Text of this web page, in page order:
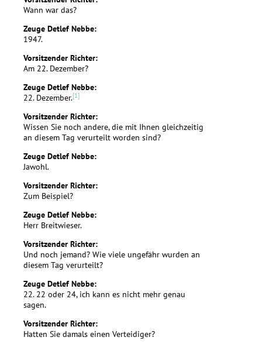
Wann war das?
Zeuge Detlef Nebbe:
1947.
Vorsitzender Richter:
Am 22. Dezember?
Zeuge Detlef Nebbe:
22. Dezember.[1]
Vorsitzender Richter:
Wissen Sie noch andere, die mit Ihnen gleichzeitig
an diesem Tag verurteilt worden sind?
Zeuge Detlef Nebbe:
Jawohl.
Vorsitzender Richter:
Zum Beispiel?
Zeuge Detlef Nebbe:
Herr Breitwieser.
Vorsitzender Richter:
Und noch jemand? Wie viele ungefähr wurden an
diesem Tag verurteilt?
Zeuge Detlef Nebbe:
22. 22 oder 24, ich kann es nicht mehr genau
sagen.
Vorsitzender Richter:
Hatten Sie damals einen Verteidiger?